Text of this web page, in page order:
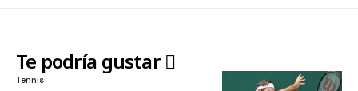
Te podría gustar
Tennis